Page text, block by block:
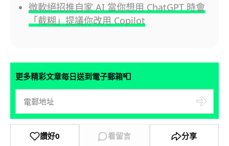
微軟絕招推自家 AI 當你想用 ChatGPT 時會
「截糊」提議你改用 Copilot
更多精彩文章每日送到電子郵箱📮
讚好0 看留言 分享